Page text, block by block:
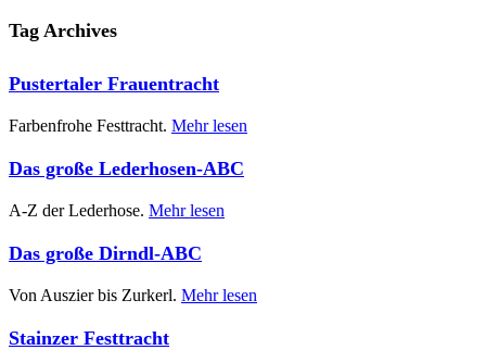
Tag Archives
Pustertaler Frauentracht
Farbenfrohe Festtracht. Mehr lesen
Das große Lederhosen-ABC
A-Z der Lederhose. Mehr lesen
Das große Dirndl-ABC
Von Auszier bis Zurkerl. Mehr lesen
Stainzer Festtracht